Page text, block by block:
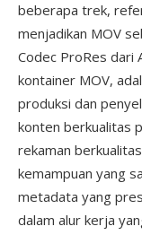
beberapa trek,
menjadikan MOV
Codec ProRes dari
kontainer MOV,
produksi dan
konten berkualitas
rekaman
kemampuan yang
metadata yang
dalam alur kerja